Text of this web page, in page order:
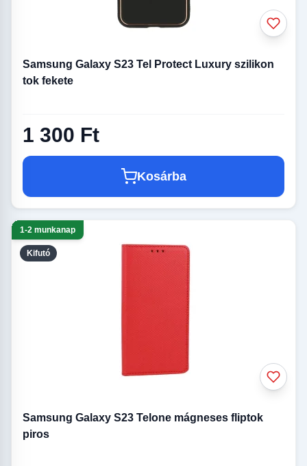
Samsung Galaxy S23 Tel Protect Luxury szilikon
tok fekete
1 300 Ft
Kosárba
Kifutó
1-2 munkanap
Samsung Galaxy S23 Telone mágneses fliptok
piros